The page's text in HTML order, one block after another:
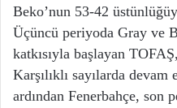
Beko’nun 53-42
Üçüncü periyoda Gray ve
katkısıyla başlayan
Karşılıklı sayılarda
ardından Fenerbahçe, son